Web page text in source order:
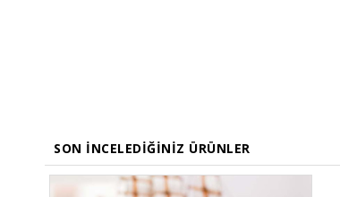
SON İNCELEDIĞINIZ ÜRÜNLER